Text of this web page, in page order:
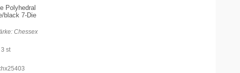
Polyhedral
black 7-Die
Chessex
st